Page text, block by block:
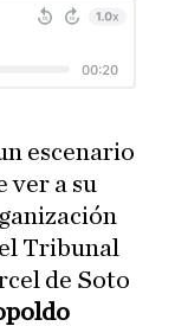
escenario
ver a su
Tribunal
de Soto